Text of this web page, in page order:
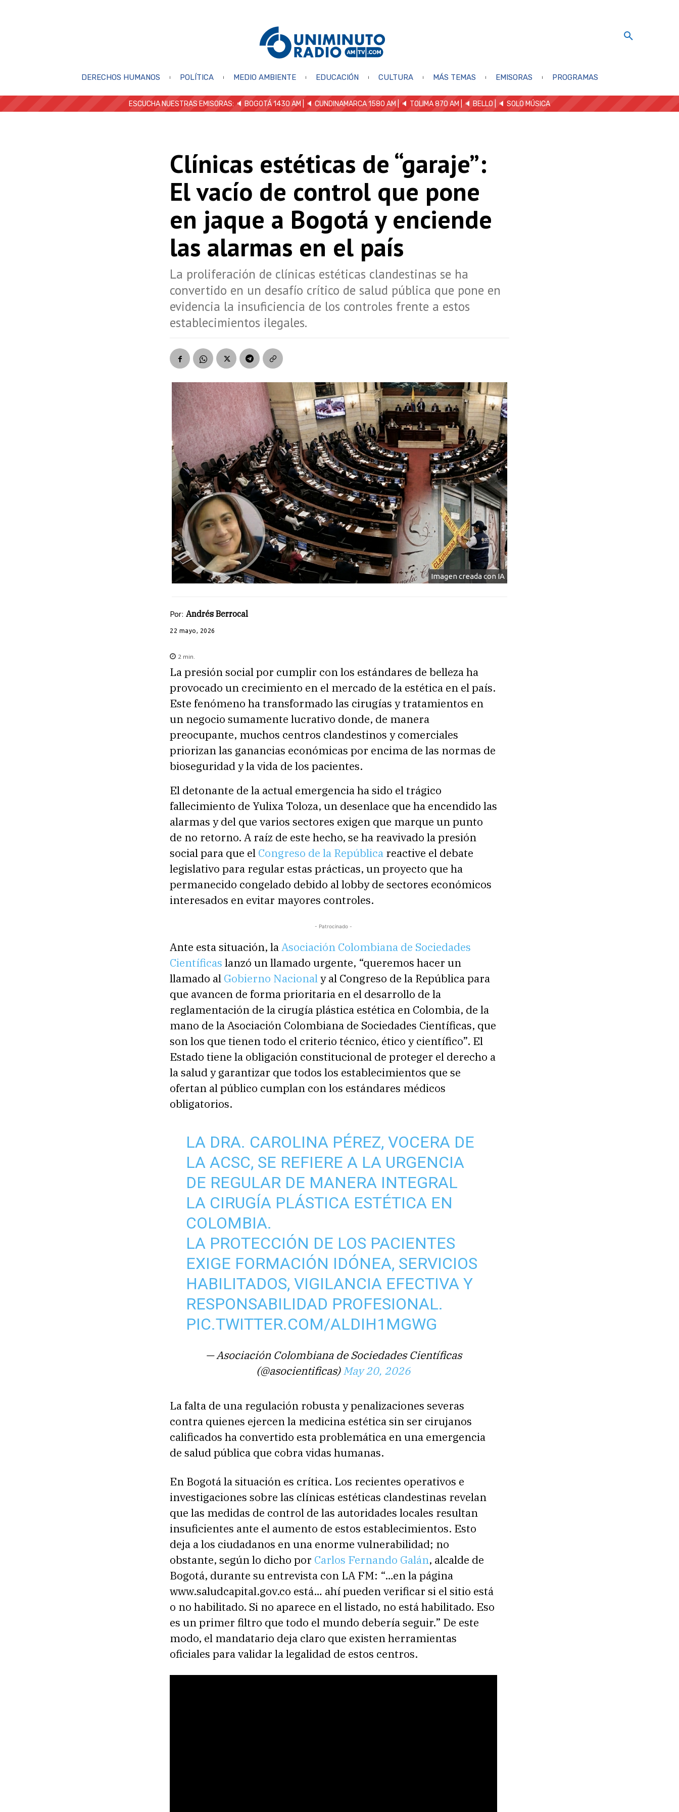
DERECHOS HUMANOS POLÍTICA MEDIO AMBIENTE EDUCACIÓN CULTURA MÁS TEMAS EMISORAS PROGRAMAS
ESCUCHA NUESTRAS EMISORAS: 🔈 BOGOTÁ 1430 AM | 🔈 CUNDINAMARCA 1580 AM | 🔈 TOLIMA 870 AM | 🔈 BELLO 🔈 SOLO MÚSICA
Clínicas estéticas de “garaje”:
El vacío de control que pone
en jaque a Bogotá y enciende
las alarmas en el país
La proliferación de clínicas estéticas clandestinas se ha
convertido en un desafío crítico de salud pública que pone en
evidencia la insuficiencia de los controles frente a estos
establecimientos ilegales.
Imagen creada con IA
Por: Andrés Berrocal
22 mayo, 2026
2 min.
La presión social por cumplir con los estándares de belleza ha
provocado un crecimiento en el mercado de la estética en el país.
Este fenómeno ha transformado las cirugías y tratamientos en
un negocio sumamente lucrativo donde, de manera
preocupante, muchos centros clandestinos y comerciales
priorizan las ganancias económicas por encima de las normas de
bioseguridad y la vida de los pacientes.
El detonante de la actual emergencia ha sido el trágico
fallecimiento de Yulixa Toloza, un desenlace que ha encendido las
alarmas y del que varios sectores exigen que marque un punto
de no retorno. A raíz de este hecho, se ha reavivado la presión
social para que el Congreso de la República reactive el debate
legislativo para regular estas prácticas, un proyecto que ha
permanecido congelado debido al lobby de sectores económicos
interesados en evitar mayores controles.
- Patrocinado -
Ante esta situación, laAsociación Colombiana de Sociedades
Científicas lanzó un llamado urgente, “queremos hacer un
llamado al Gobierno Nacionaly al Congreso de la República para
que avancen de forma prioritaria en el desarrollo de la
reglamentación de la cirugía plástica estética en Colombia, de la
mano de la Asociación Colombiana de Sociedades Científicas, que
son los que tienen todo el criterio técnico, ético y científico”. El
Estado tiene la obligación constitucional de proteger el derecho a
la salud y garantizar que todos los establecimientos que se
ofertan al público cumplan con los estándares médicos
obligatorios.
LA DRA. CAROLINA PÉREZ, VOCERA DE
LA ACSC, SE REFIERE A LA URGENCIA
DE REGULAR DE MANERA INTEGRAL
LA CIRUGÍA PLÁSTICA ESTÉTICA EN
COLOMBIA.
LA PROTECCIÓN DE LOS PACIENTES
EXIGE FORMACIÓN IDÓNEA, SERVICIOS
HABILITADOS, VIGILANCIA EFECTIVA Y
RESPONSABILIDAD PROFESIONAL.
PIC.TWITTER.COM/ALDIH1MGWG
— Asociación Colombiana de Sociedades Científicas
(@asocientificas)May 20, 2026
La falta de una regulación robusta y penalizaciones severas
contra quienes ejercen la medicina estética sin ser cirujanos
calificados ha convertido esta problemática en una emergencia
de salud pública que cobra vidas humanas.
En Bogotá la situación es crítica. Los recientes operativos e
investigaciones sobre las clínicas estéticas clandestinas revelan
que las medidas de control de las autoridades locales resultan
insuficientes ante el aumento de estos establecimientos. Esto
deja a los ciudadanos en una enorme vulnerabilidad; no
obstante, según lo dicho por Carlos Fernando Galán, alcalde de
Bogotá, durante su entrevista con LA FM: “…en la página
www.saludcapital.gov.co está… ahí pueden verificar si el sitio está
o no habilitado. Si no aparece en el listado, no está habilitado. Eso
es un primer filtro que todo el mundo debería seguir.” De este
modo, el mandatario deja claro que existen herramientas
oficiales para validar la legalidad de estos centros.